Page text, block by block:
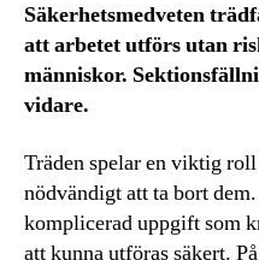
Säkerhetsmedveten
att arbetet utförs utan
människor.
vidare.
Träden spelar en viktig
nödvändigt att ta bort
komplicerad uppgift som
att kunna utföras säkert.